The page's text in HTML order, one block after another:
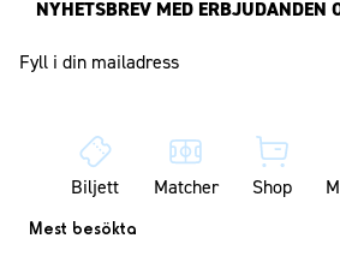
NYHETSBREV MED ERBJUDANDEN
Biljett Matcher Shop
Mest besökta